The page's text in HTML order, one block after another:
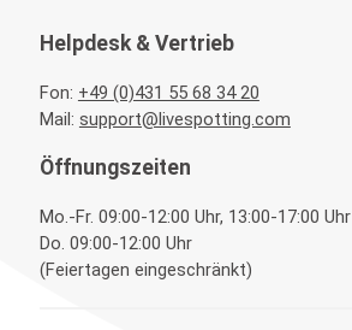
Helpdesk & Vertrieb
Fon: +49 (0)431 55 68 34 20
Mail: support@livespotting.com
Öffnungszeiten
Mo.-Fr. 09:00-12:00 Uhr, 13:00-17:00 Uhr
Do. 09:00-12:00 Uhr
(Feiertagen eingeschränkt)